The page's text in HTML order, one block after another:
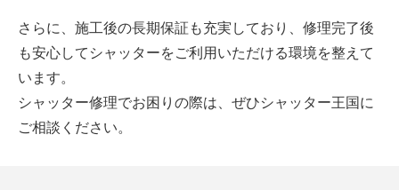
さらに、施工後の長期保証も充実しており、修理完了後
も安心してシャッターをご利用いただける環境を整えて
います。
シャッター修理でお困りの際は、ぜひシャッター王国に
ご相談ください。